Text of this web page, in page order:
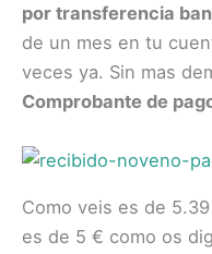
por transferencia
de un mes en tu
veces ya. Sin mas
Comprobante de
Como veis es de
es de 5 € como os